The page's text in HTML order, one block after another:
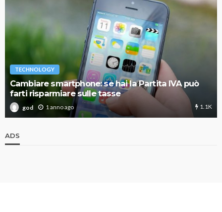
TECHNOLOGY
Cambiare smartphone: se hai la Partita IVA può
farti risparmiare sulle tasse
god 1 anno ago 1.1K
ADS